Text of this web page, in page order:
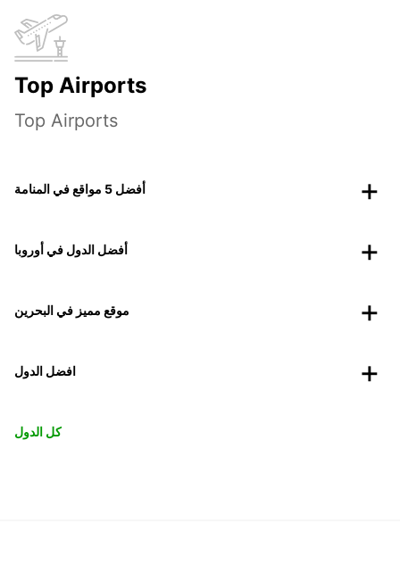
Top Airports
Top Airports
أفضل 5 مواقع في المنامة
أفضل الدول في أوروبا
موقع مميز في البحرين
افضل الدول
كل الدول